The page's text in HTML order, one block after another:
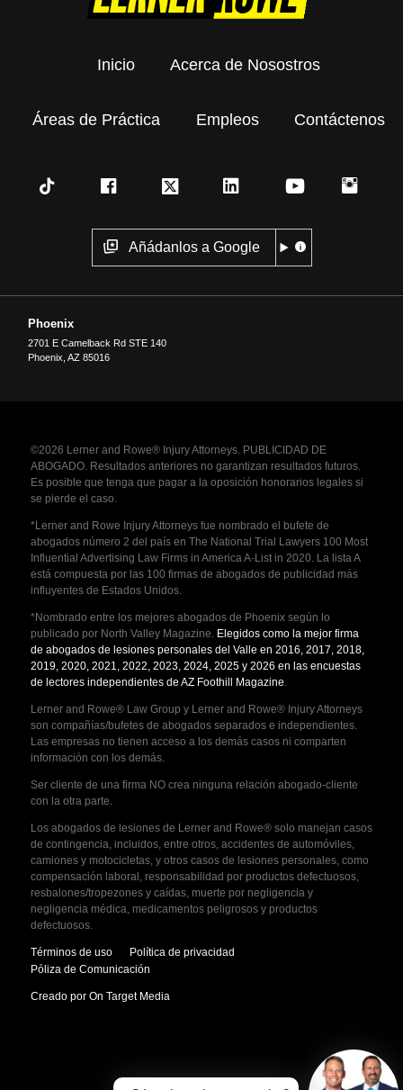
Inicio Acerca de Nosostros
Áreas de Práctica Empleos Contáctenos
Añádanlos a Google
Phoenix
2701 E Camelback Rd STE 140
Phoenix ,AZ 85016
©2026 Lerner and Rowe® Injury Attorneys. PUBLICIDAD DE
ABOGADO. Resultados anteriores no garantizan resultados futuros.
Es posible que tenga que pagar a la oposición honorarios legales si
se pierde el caso.
*Lerner and Rowe Injury Attorneys fue nombrado el bufete de
abogados número 2 del país en The National Trial Lawyers 100 Most
Influential Advertising Law Firms in America A-List in 2020. La lista A
está compuesta por las 100 firmas de abogados de publicidad más
influyentes de Estados Unidos.
*Nombrado entre los mejores abogados de Phoenix según lo
publicado por North Valley Magazine. Elegidos como la mejor firma
de abogados de lesiones personales del Valle en 2016, 2017, 2018,
2019, 2020, 2021, 2022, 2023, 2024, 2025 y 2026 en las encuestas
de lectores independientes de AZ Foothill Magazine
Lerner and Rowe® Law Group y Lerner and Rowe® Injury Attorneys
son compañías/bufetes de abogados separados e independientes.
Las empresas no tienen acceso a los demás casos ni comparten
información con los demás.
Ser cliente de una firma NO crea ninguna relación abogado-cliente
con la otra parte.
Los abogados de lesiones de Lerner and Rowe® solo manejan casos
de contingencia, incluidos, entre otros, accidentes de automóviles,
camiones y motocicletas, y otros casos de lesiones personales, como
compensación laboral, responsabilidad por productos defectuosos,
resbalones/tropezones y caídas, muerte por negligencia y
negligencia médica, medicamentos peligrosos y productos
defectuosos.
Términos de uso
Política de privacidad
Póliza de Comunicación
Creado por On Target Media